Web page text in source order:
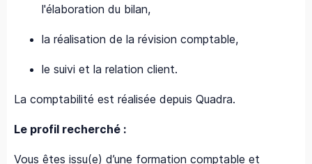
l'élaboration du bilan,
la réalisation de la révision comptable,
le suivi et la relation client.
La comptabilité est réalisée depuis Quadra.
Le profil recherché :
Vous êtes issu(e) d’une formation comptable et